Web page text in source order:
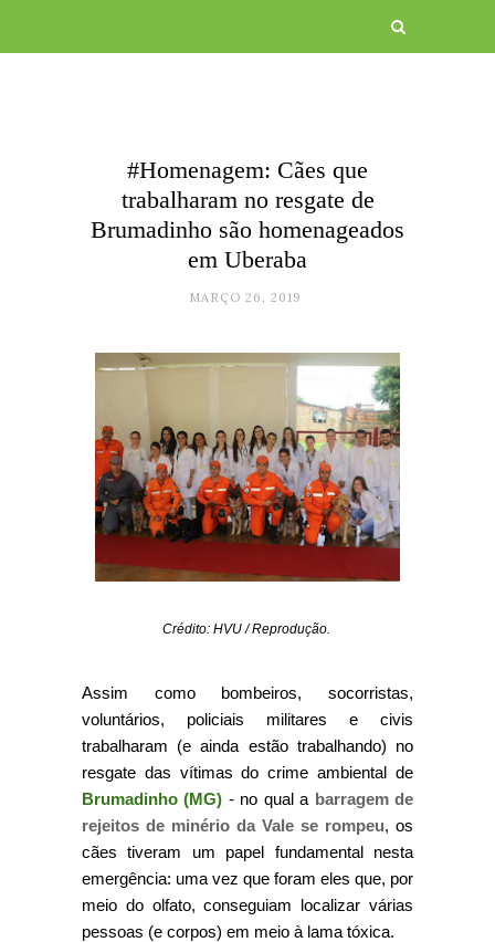
#Homenagem: Cães que
trabalharam no resgate de
Brumadinho são homenageados
em Uberaba
MARÇO 26, 2019
Crédito: HVU / Reprodução.
Assim como bombeiros, socorristas,
voluntários, policiais militares e civis
trabalharam (e ainda estão trabalhando) no
resgate das vítimas do crime ambiental de
Brumadinho (MG) - no qual a barragem de
rejeitos de minério da Vale se rompeu, os
cães tiveram um papel fundamental nesta
emergência: uma vez que foram eles que, por
meio do olfato, conseguiam localizar várias
pessoas (e corpos) em meio à lama tóxica.